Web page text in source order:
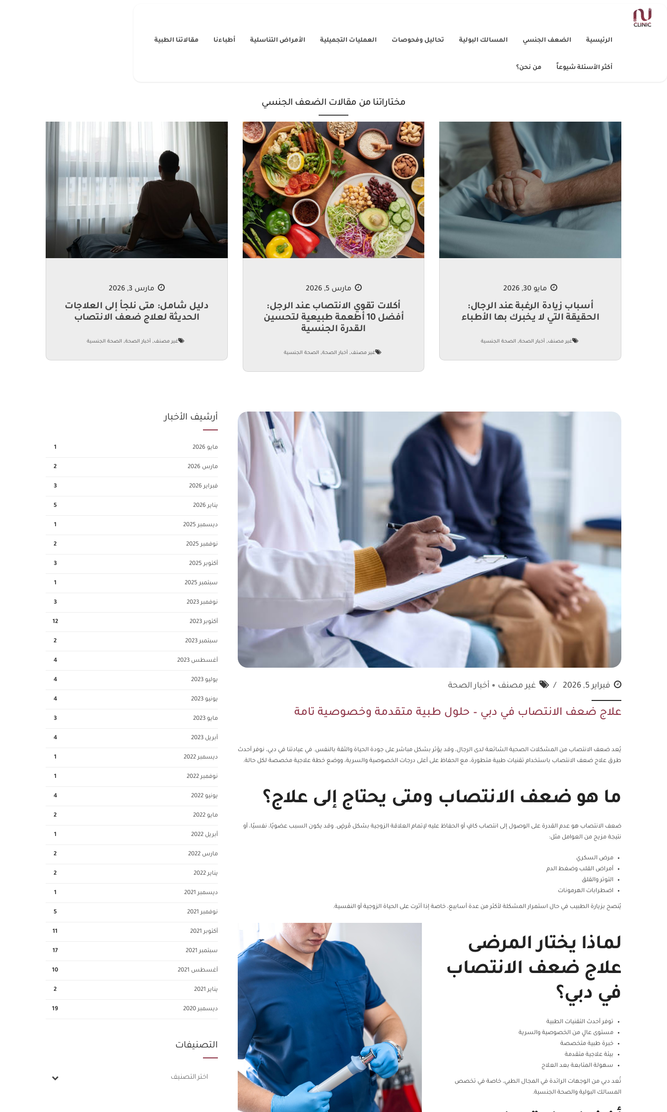
الرئيسية الضعف الجنسي المسالك البولية تحاليل وفحوصات العمليات التجميلية الأمراض التناسلية أطباءنا مقالاتنا الطبية
أكثر الأسئلة شيوعاً من نحن؟
مختاراتنا من مقالات الضعف الجنسي
مايو 30, 2026
أسباب زيادة الرغبة عند الرجال:
الحقيقة التي لا يخبرك بها الأطباء
غير مصنف, أخبار الصحة, الصحة الجنسية
مارس 5, 2026
أكلات تقوي الانتصاب عند الرجل:
أفضل 10 أطعمة طبيعية لتحسين
القدرة الجنسية
غير مصنف, أخبار الصحة, الصحة الجنسية
مارس 3, 2026
دليل شامل: متى نلجأ إلى العلاجات
الحديثة لعلاج ضعف الانتصاب
غير مصنف, أخبار الصحة, الصحة الجنسية
فبراير 5, 2026 غير مصنف أخبار الصحة
علاج ضعف الانتصاب في دبي – حلول طبية متقدمة وخصوصية تامة
يُعد ضعف الانتصاب من المشكلات الصحية الشائعة لدى الرجال، وقد يؤثر بشكل مباشر على جودة الحياة والثقة بالنفس. في عيادتنا في دبي، نوفر أحدث
طرق علاج ضعف الانتصاب باستخدام تقنيات طبية متطورة، مع الحفاظ على أعلى درجات الخصوصية والسرية، ووضع خطة علاجية مخصصة لكل حالة.
ما هو ضعف الانتصاب ومتى يحتاج إلى علاج؟
ضعف الانتصاب هو عدم القدرة على الوصول إلى انتصاب كافٍ أو الحفاظ عليه لإتمام العلاقة الزوجية بشكل مُرضٍ. وقد يكون السبب عضويًا، نفسيًا، أو
نتيجة مزيج من العوامل مثل:
مرض السكري
أمراض القلب وضغط الدم
التوتر والقلق
اضطرابات الهرمونات
يُنصح بزيارة الطبيب في حال استمرار المشكلة لأكثر من عدة أسابيع، خاصة إذا أثرت على الحياة الزوجية أو النفسية.
لماذا يختار المرضى
علاج ضعف الانتصاب
في دبي؟
توفر أحدث التقنيات الطبية
مستوى عالٍ من الخصوصية والسرية
خبرة طبية متخصصة
بيئة علاجية متقدمة
سهولة المتابعة بعد العلاج
تُعد دبي من الوجهات الرائدة في المجال الطبي، خاصة في تخصص
المسالك البولية والصحة الجنسية.
أرشيف الأخبار
مايو 2026 1
مارس 2026 2
فبراير 2026 3
يناير 2026 5
ديسمبر 2025 1
نوفمبر 2025 2
أكتوبر 2025 3
سبتمبر 2025 1
نوفمبر 2023 3
أكتوبر 2023 12
سبتمبر 2023 2
أغسطس 2023 4
يوليو 2023 4
يونيو 2023 4
مايو 2023 3
أبريل 2023 4
ديسمبر 2022 1
نوفمبر 2022 1
يونيو 2022 4
مايو 2022 2
أبريل 2022 1
مارس 2022 2
يناير 2022 2
ديسمبر 2021 1
نوفمبر 2021 5
أكتوبر 2021 11
سبتمبر 2021 17
أغسطس 2021 10
يناير 2021 2
ديسمبر 2020 19
التصنيفات
اختر التصنيف